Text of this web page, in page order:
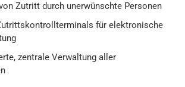
Zutritt durch unerwünschte Personen
für elektronische
zentrale Verwaltung aller